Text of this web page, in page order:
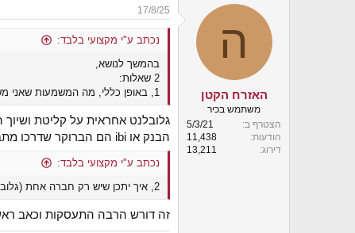
ה
האזרח הקטן
משתמש בכיר
הצטרף ב
5/3/21
הודעות
11,438
דירוג
13,211
17/8/25
נכתב ע"י מקצועי בלבד:
בהמשך לנושא,
2 שאלות:
1, באופן כללי, מה המשמעות שאני משקיע דרך גלובל נט וגם שרך הבנק או IBI או כל חברה ארחת, כלומר מדוע אני צריך את שניהם, מה התפקיד של כל אחד?
גלובלנט אחראית על קליטת
הבנק או ibi הם הברוקר שדרכו מתבצעות פעולות המסחר בניירות ערך.
נכתב ע"י מקצועי בלבד:
2, איך יתכן שיש רק חברה אחת (גלובל נט) שנותנת לעבור לIRA בסכום כ"כ קטן? למה אין בזה שום תחרות?
זה דורש הרבה התעסקות וכאב